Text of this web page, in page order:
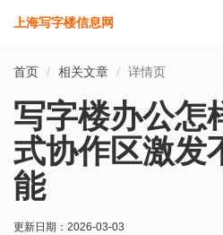
上海写字楼信息网
首页 相关文章 详情页
写字楼办公怎
式协作区激发
能
更新日期： 2026-03-03